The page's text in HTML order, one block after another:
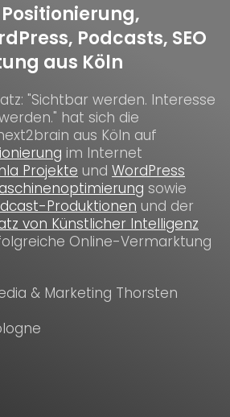
Podcasts, SEO
aus Köln
"Sichtbar werden. Interesse
hat sich die
aus Köln auf
im Internet
Projekte und WordPress
sowie
Produktionen und der
von Künstlicher Intelligenz
Online-Vermarktung
& Marketing Thorsten